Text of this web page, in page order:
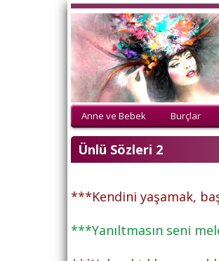
Anne ve Bebek Burçlar
Ünlü Sözleri 2
***Kendini yaşamak,
***Yanıltmasın seni